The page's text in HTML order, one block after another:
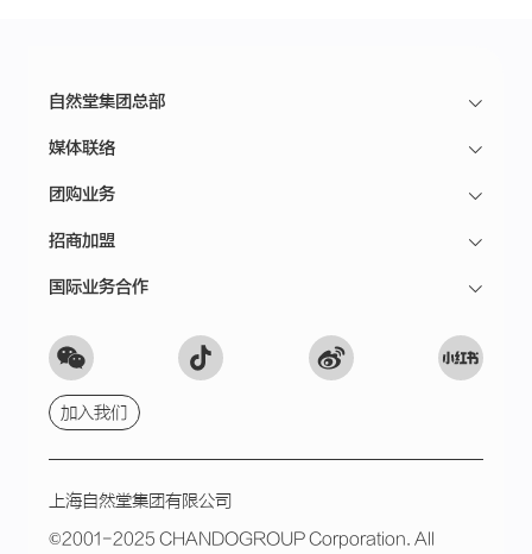
自然堂集团总部
媒体联络
团购业务
招商加盟
国际业务合作
加入我们
上海自然堂集团有限公司
©2001-2025 CHANDOGROUP Corporation. All